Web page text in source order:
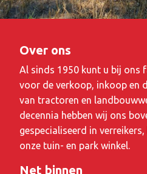
Over ons
Al sinds 1950 kunt u bij ons
voor de verkoop, inkoop en
van tractoren en
decennia hebben wij ons
gespecialiseerd in
onze tuin- en park winkel.
Net binnen